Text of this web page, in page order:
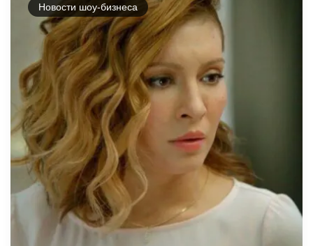
Новости шоу-бизнеса